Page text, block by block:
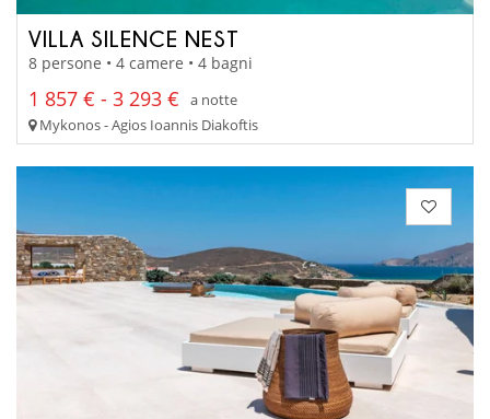
VILLA SILENCE NEST
8 persone • 4 camere • 4 bagni
1 857 € - 3 293 €
a notte
Mykonos - Agios Ioannis Diakoftis